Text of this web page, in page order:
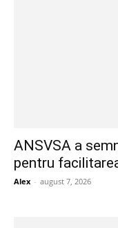
ANSVSA a
pentru
Alex - august 7, 2026